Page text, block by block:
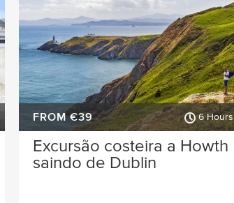
FROM €39 6 Hours
Excursão costeira a Howth
saindo de Dublin